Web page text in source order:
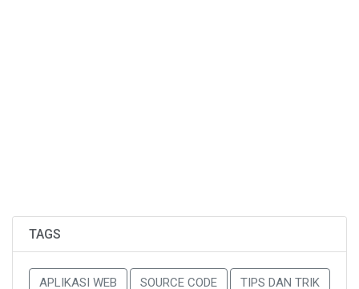
TAGS
APLIKASI WEB SOURCE CODE TIPS DAN TRIK